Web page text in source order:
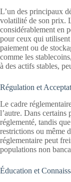
L’un des principaux
volatilité de son prix.
considérablement en
pour ceux qui
paiement ou de
comme les
à des actifs stables,
Régulation et
Le cadre
l’autre. Dans certains
réglementé, tandis
restrictions ou même
réglementaire peut
populations non
Éducation et